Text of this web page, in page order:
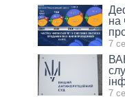
на
7
7